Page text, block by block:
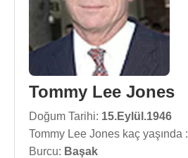
Tommy Lee Jones
Doğum Tarihi: 15.Eylül.1946
Tommy Lee Jones kaç yaşında :
Burcu: Başak